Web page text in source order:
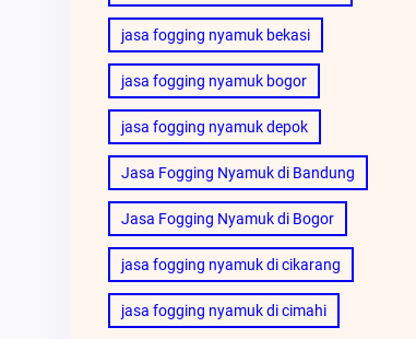
jasa fogging nyamuk bekasi
jasa fogging nyamuk bogor
jasa fogging nyamuk depok
Jasa Fogging Nyamuk di Bandung
Jasa Fogging Nyamuk di Bogor
jasa fogging nyamuk di cikarang
jasa fogging nyamuk di cimahi